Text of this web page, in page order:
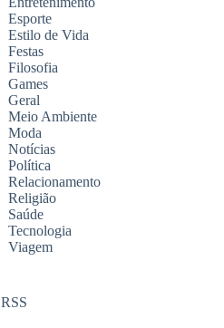
Esporte
Estilo de Vida
Festas
Filosofia
Games
Geral
Meio Ambiente
Moda
Notícias
Política
Relacionamento
Religião
Saúde
Tecnologia
Viagem
RSS